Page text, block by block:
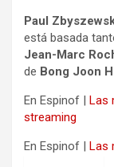
Paul
está basada
Jean-Marc
de Bong Joon
En Espinof | Las
streaming
En Espinof | Las